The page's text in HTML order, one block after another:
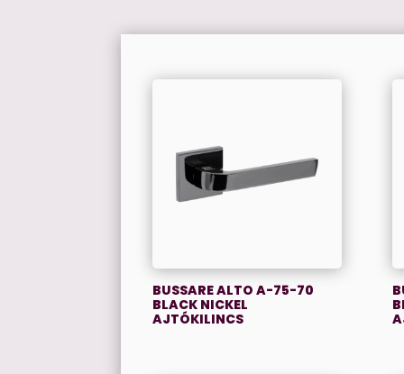
BUSSARE ALTO A-75-70
BLACK NICKEL
AJTÓKILINCS